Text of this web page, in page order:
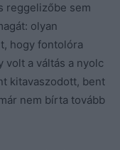
reggelizőbe sem
olyan
hogy fontolóra
volt a váltás a nyolc
kitavaszodott, bent
nem bírta tovább